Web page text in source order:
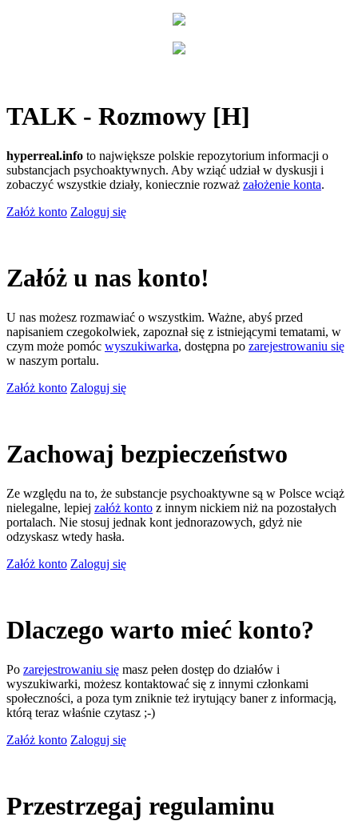
TALK - Rozmowy [H]
hyperreal.info to największe polskie repozytorium informacji o
substancjach psychoaktywnych. Aby wziąć udział w dyskusji i
zobaczyć wszystkie działy, koniecznie rozważ założenie konta.
Załóż konto Zaloguj się
Załóż u nas konto!
U nas możesz rozmawiać o wszystkim. Ważne, abyś przed
napisaniem czegokolwiek, zapoznał się z istniejącymi tematami, w
czym może pomóc wyszukiwarka, dostępna po zarejestrowaniu się
w naszym portalu.
Załóż konto Zaloguj się
Zachowaj bezpieczeństwo
Ze względu na to, że substancje psychoaktywne są w Polsce wciąż
nielegalne, lepiej załóż konto z innym nickiem niż na pozostałych
portalach. Nie stosuj jednak kont jednorazowych, gdyż nie
odzyskasz wtedy hasła.
Załóż konto Zaloguj się
Dlaczego warto mieć konto?
Po zarejestrowaniu się masz pełen dostęp do działów i
wyszukiwarki, możesz kontaktować się z innymi członkami
społeczności, a poza tym zniknie też irytujący baner z informacją,
którą teraz właśnie czytasz ;-)
Załóż konto Zaloguj się
Przestrzegaj regulaminu